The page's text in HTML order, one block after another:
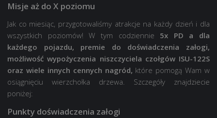
Misje aż do X poziomu
Jak co miesiąc, przygotowaliśmy atrakcje na każdy dzień i dla
wszystkich poziomów! W tym codziennie 5x PD a dla
każdego pojazdu, premie do doświadczenia załogi,
możliwość wypożyczenia niszczyciela czołgów ISU-122S
oraz wiele innych cennych nagród, które pomogą Wam w
osiągnięciu wierzchołka drzewa. Szczegóły znajdziecie
poniżej:
Punkty doświadczenia załogi